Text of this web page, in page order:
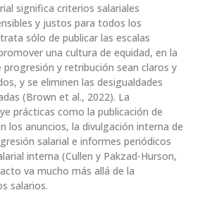
significa criterios salariales
y justos para todos los
sólo de publicar las escalas
una cultura de equidad, en la
y retribución sean claros y
y se eliminen las desigualdades
(Brown et al., 2022). La
prácticas como la publicación de
los anuncios, la divulgación interna de
salarial e informes periódicos
interna (Cullen y Pakzad-Hurson,
va mucho más allá de la
salarios.